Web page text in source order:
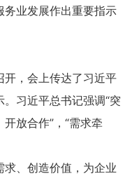
业发展作出重要指示
开，会上传达了习近平
习近平总书记强调“突
放合作”，“需求牵
求、创造价值，为企业